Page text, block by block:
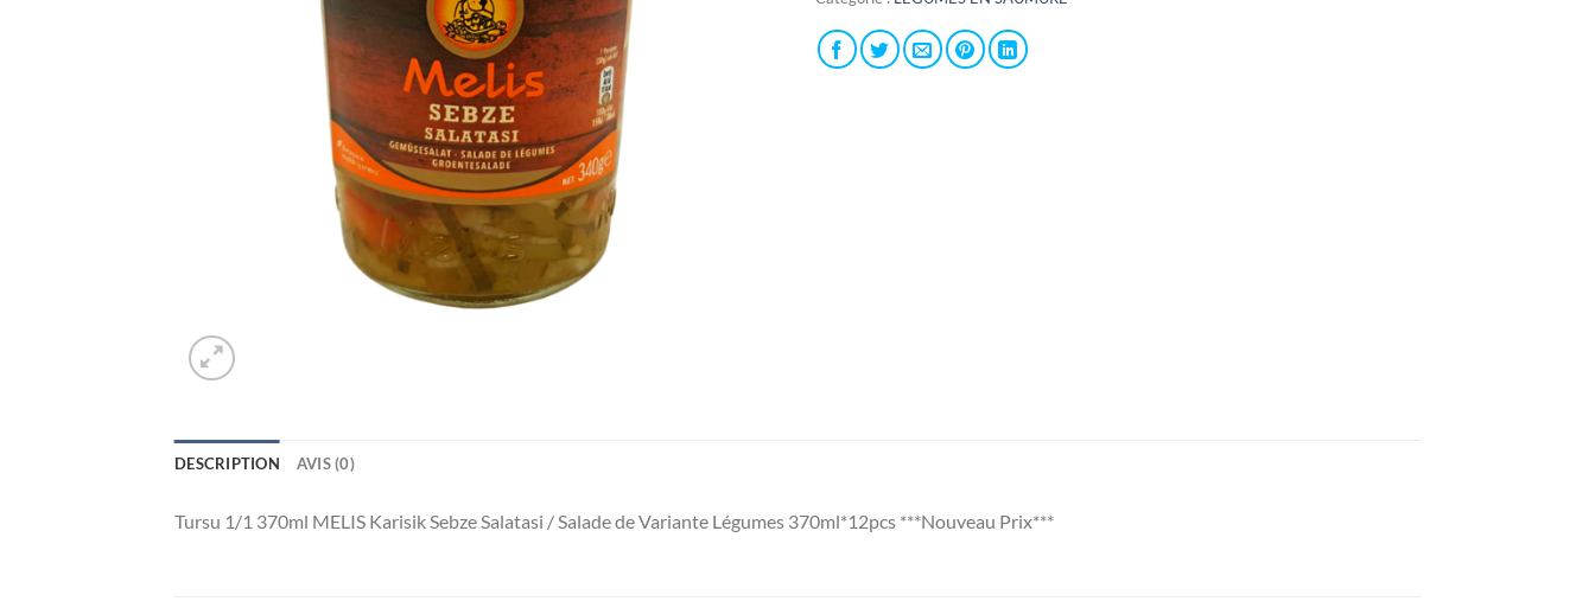
DESCRIPTION AVIS (0)
Tursu 1/1 370ml MELIS Karisik Sebze Salatasi / Salade de Variante Légumes 370ml*12pcs ***Nouveau Prix***